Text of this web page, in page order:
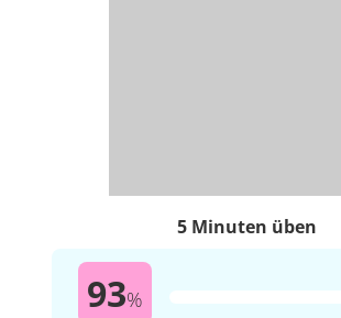
5 Minuten üben
93%